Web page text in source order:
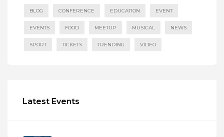
BLOG CONFERENCE EDUCATION EVENT
EVENTS FOOD MEETUP MUSICAL NEWS
SPORT TICKETS TRENDING VIDEO
Latest Events